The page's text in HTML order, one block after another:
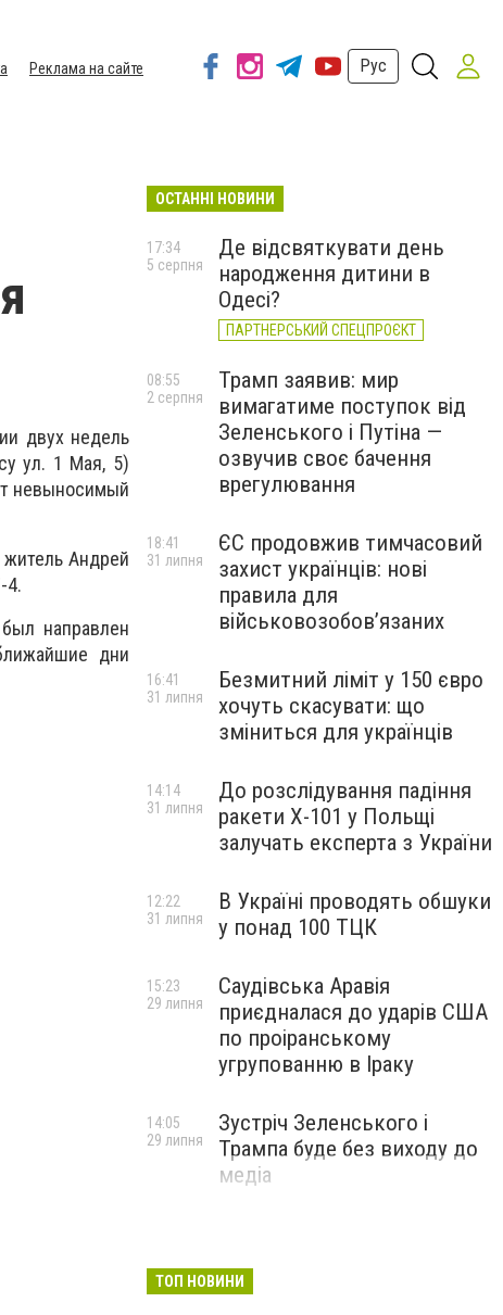
Реклама на сайте
Рус
двух недель
ул. 1 Мая, 5)
невыносимый
Андрей
4.
направлен
дни
ОСТАННІ НОВИНИ
Де відсвяткувати день
народження дитини в
Одесі?
ПАРТНЕРСЬКИЙ СПЕЦПРОЄКТ
17:34
5 серпня
Трамп заявив: мир
вимагатиме поступок від
Зеленського і Путіна —
озвучив своє бачення
врегулювання
08:55
2 серпня
ЄС продовжив тимчасовий
захист українців: нові
правила для
військовозобов’язаних
18:41
31 липня
Безмитний ліміт у 150 євро
хочуть скасувати: що
зміниться для українців
16:41
31 липня
До розслідування падіння
ракети Х-101 у Польщі
залучать експерта з України
14:14
31 липня
В Україні проводять обшуки
у понад 100 ТЦК
12:22
31 липня
Саудівська Аравія
приєдналася до ударів США
по проіранському
угрупованню в Іраку
15:23
29 липня
Зустріч Зеленського і
Трампа буде без виходу до
медіа
14:05
29 липня
ТОП НОВИНИ